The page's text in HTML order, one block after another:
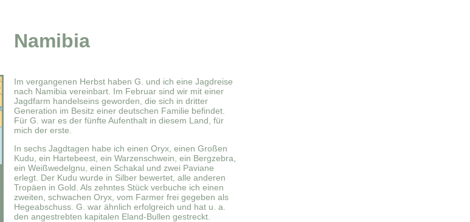
Namibia
Im vergangenen Herbst haben G. und ich eine Jagdreise
nach Namibia vereinbart. Im Februar sind wir mit einer
Jagdfarm handelseins geworden, die sich in dritter
Generation im Besitz einer deutschen Familie befindet.
Für G. war es der fünfte Aufenthalt in diesem Land, für
mich der erste.
In sechs Jagdtagen habe ich einen Oryx, einen Großen
Kudu, ein Hartebeest, ein Warzenschwein, ein Bergzebra,
ein Weißwedelgnu, einen Schakal und zwei Paviane
erlegt. Der Kudu wurde in Silber bewertet, alle anderen
Tropäen in Gold. Als zehntes Stück verbuche ich einen
zweiten, schwachen Oryx, vom Farmer frei gegeben als
Hegeabschuss. G. war ähnlich erfolgreich und hat u. a.
den angestrebten kapitalen Eland-Bullen gestreckt.